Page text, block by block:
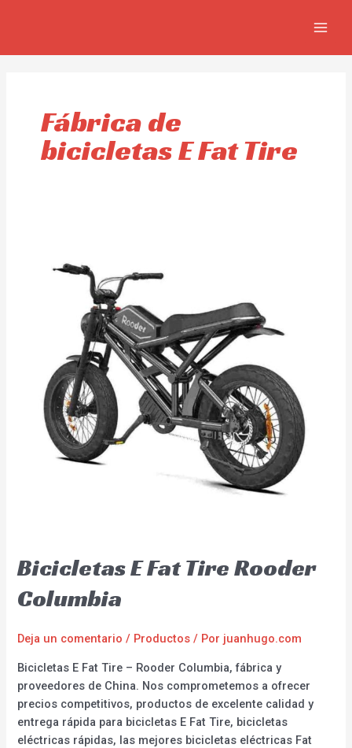
Fábrica de
bicicletas E Fat Tire
Bicicletas E Fat Tire Rooder
Columbia
Deja un comentario / Productos / Por juanhugo.com
Bicicletas E Fat Tire – Rooder Columbia, fábrica y
proveedores de China. Nos comprometemos a ofrecer
precios competitivos, productos de excelente calidad y
entrega rápida para bicicletas E Fat Tire, bicicletas
eléctricas rápidas, las mejores bicicletas eléctricas Fat